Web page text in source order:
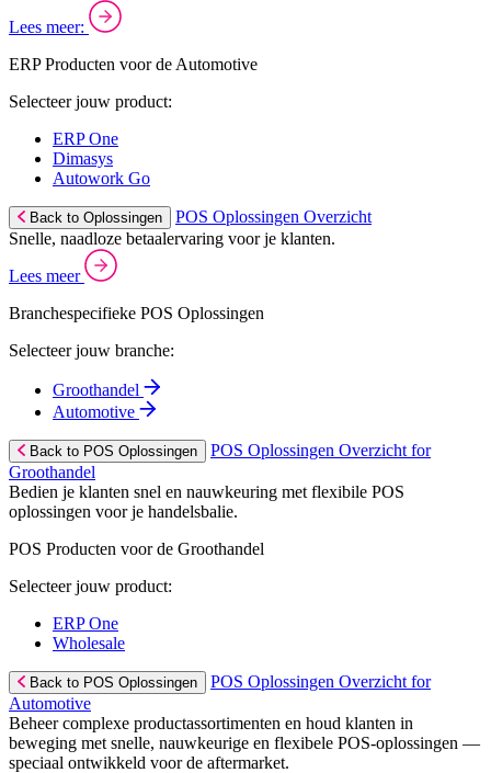
Lees meer:
ERP Producten voor de Automotive
Selecteer jouw product:
ERP One
Dimasys
Autowork Go
Back to Oplossingen
POS Oplossingen Overzicht
Snelle, naadloze betaalervaring voor je klanten.
Lees meer
Branchespecifieke POS Oplossingen
Selecteer jouw branche:
Groothandel
Automotive
Back to POS Oplossingen
POS Oplossingen Overzicht for
Groothandel
Bedien je klanten snel en nauwkeuring met flexibile POS
oplossingen voor je handelsbalie.
POS Producten voor de Groothandel
Selecteer jouw product:
ERP One
Wholesale
Back to POS Oplossingen
POS Oplossingen Overzicht for
Automotive
Beheer complexe productassortimenten en houd klanten in
beweging met snelle, nauwkeurige en flexibele POS-oplossingen —
speciaal ontwikkeld voor de aftermarket.